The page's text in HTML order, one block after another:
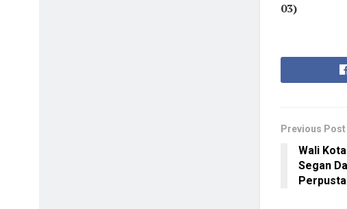
03)
Previous Post
Wali
Segan